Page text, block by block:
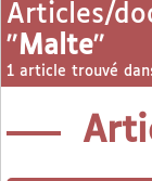
Articles/
"Malte"
1 article trouvé